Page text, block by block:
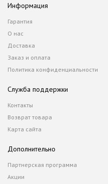
Информация
Гарантия
О нас
Доставка
Заказ и оплата
Политика конфиденциальности
Служба поддержки
Контакты
Возврат товара
Карта сайта
Дополнительно
Партнерская программа
Акции